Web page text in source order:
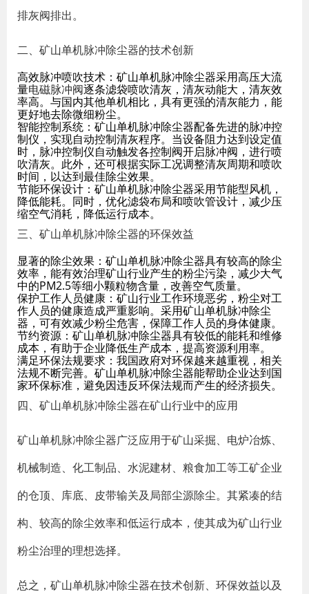
排灰阀排出。
二、矿山单机脉冲除尘器的技术创新
高效脉冲喷吹技术：矿山单机脉冲除尘器采用高压大流
量电磁脉冲阀逐条滤袋喷吹清灰，清灰动能大，清灰效
率高。与国内其他单机相比，具有更强的清灰能力，能
更好地去除微细粉尘。
智能控制系统：矿山单机脉冲除尘器配备先进的脉冲控
制仪，实现自动控制清灰程序。当设备阻力达到设定值
时，脉冲控制仪自动触发各控制阀开启脉冲阀，进行喷
吹清灰。此外，还可根据实际工况调整清灰周期和喷吹
时间，以达到最佳除尘效果。
节能环保设计：矿山单机脉冲除尘器采用节能型风机，
降低能耗。同时，优化滤袋布局和喷吹管设计，减少压
缩空气消耗，降低运行成本。
三、矿山单机脉冲除尘器的环保效益
显著的除尘效果：矿山单机脉冲除尘器具有较高的除尘
效率，能有效治理矿山行业产生的粉尘污染，减少大气
中的PM2.5等细小颗粒物含量，改善空气质量。
保护工作人员健康：矿山行业工作环境恶劣，粉尘对工
作人员的健康造成严重影响。采用矿山单机脉冲除尘
器，可有效减少粉尘危害，保障工作人员的身体健康。
节约资源：矿山单机脉冲除尘器具有较低的能耗和维修
成本，有助于企业降低生产成本，提高资源利用率。
满足环保法规要求：我国政府对环保越来越重视，相关
法规不断完善。矿山单机脉冲除尘器能帮助企业达到国
家环保标准，避免因违反环保法规而产生的经济损失。
四、矿山单机脉冲除尘器在矿山行业中的应用
矿山单机脉冲除尘器广泛应用于矿山采掘、电炉冶炼、
机械制造、化工制品、水泥建材、粮食加工等工矿企业
的仓顶、库底、皮带输关及局部尘源除尘。其紧凑的结
构、较高的除尘效率和低运行成本，使其成为矿山行业
粉尘治理的理想选择。
总之，矿山单机脉冲除尘器在技术创新、环保效益以及